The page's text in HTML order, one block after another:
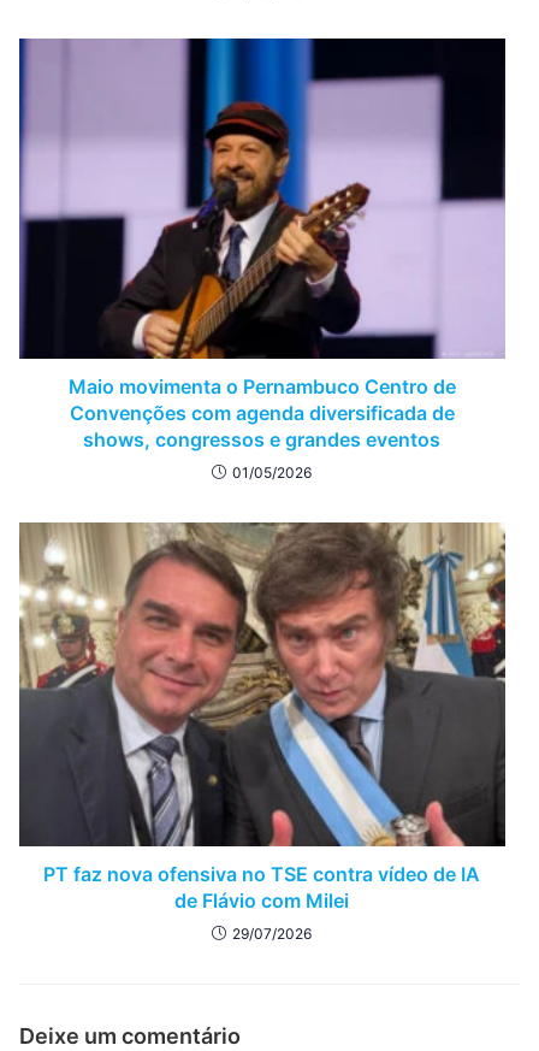
Maio movimenta o Pernambuco Centro de
Convenções com agenda diversificada de
shows, congressos e grandes eventos
01/05/2026
PT faz nova ofensiva no TSE contra vídeo de IA
de Flávio com Milei
29/07/2026
Deixe um comentário